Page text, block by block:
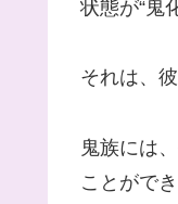
状態が“鬼
それは、
鬼族には
ことがで